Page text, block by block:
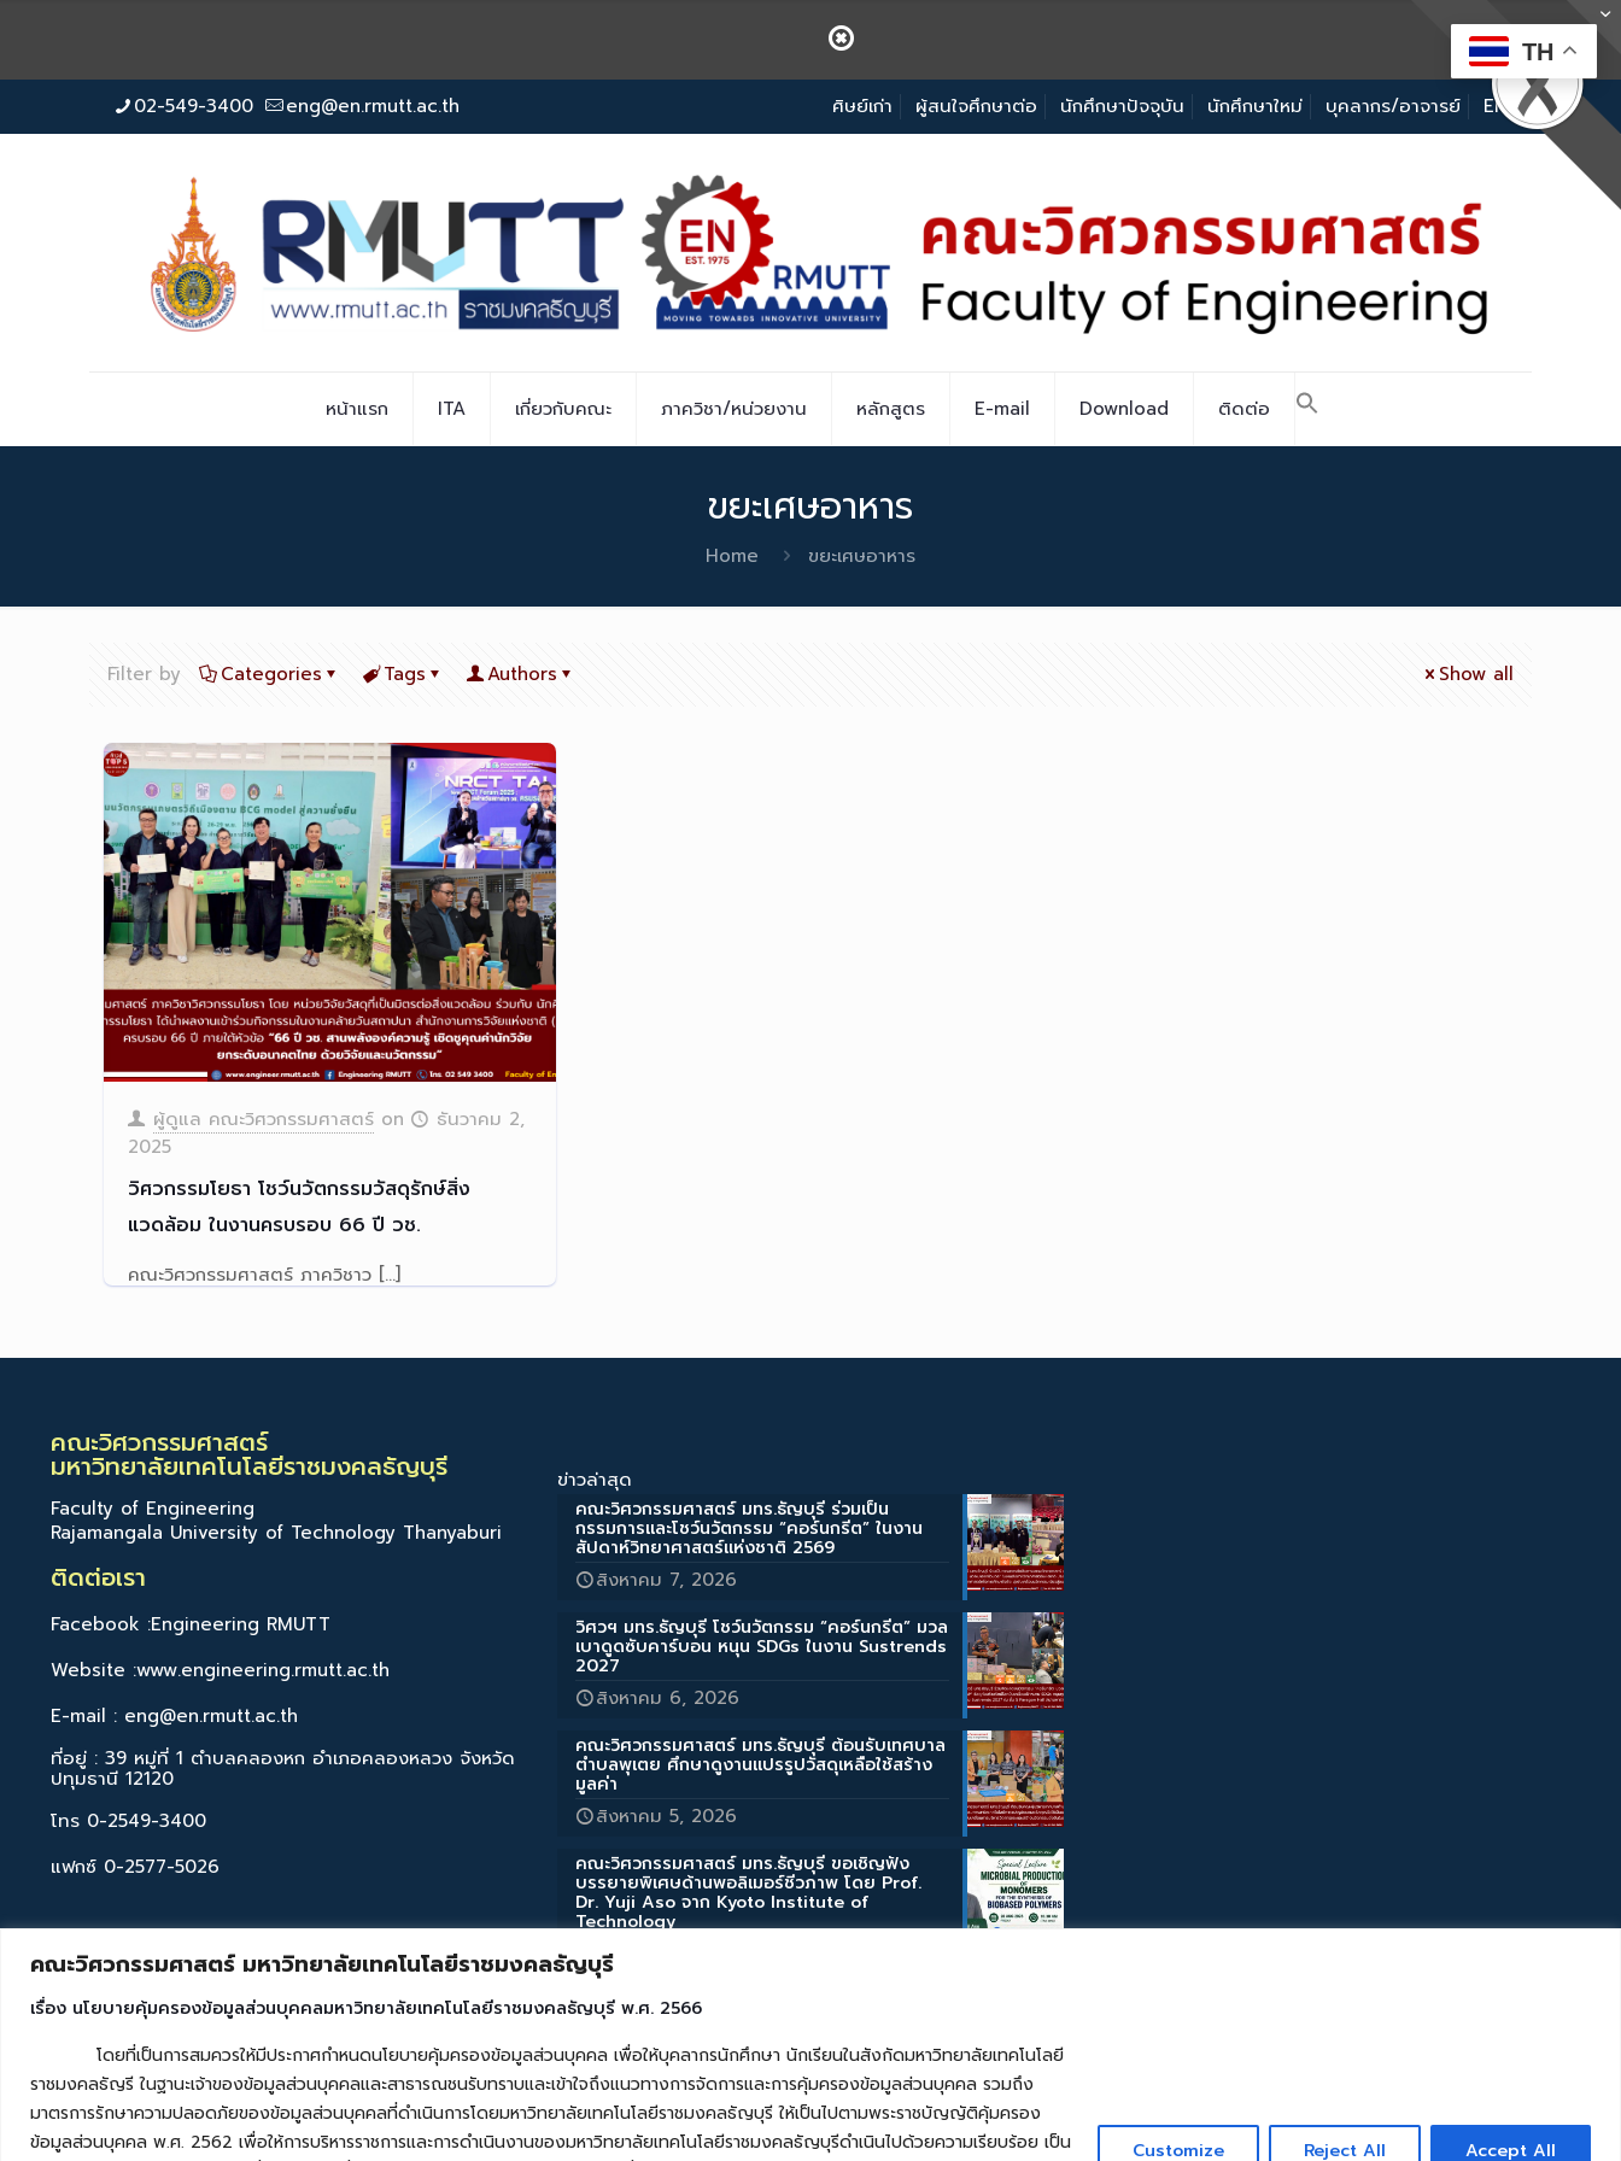
คณะวิศวกรรมศาสตร์ มหาวิทยาลัยเทคโนโลยีราชมงคลธัญบุรี
เรื่อง นโยบายคุ้มครองข้อมูลส่วนบุคคลมหาวิทยาลัยเทคโนโลยีราชมงคลธัญบุรี พ.ศ. 2566
โดยที่เป็นการสมควรให้มีประกาศกำหนดนโยบายคุ้มครองข้อมูลส่วนบุคคล เพื่อให้บุคลากรนักศึกษา นักเรียนในสังกัดมหาวิทยาลัยเทคโนโลยี
ราชมงคลธัญรี ในฐานะเจ้าของข้อมูลส่วนบุคคลและสาธารณชนรับทราบและเข้าใจถึงแนวทางการจัดการและการคุ้มครองข้อมูลส่วนบุคคล รวมถึง
มาตรการรักษาความปลอดภัยของข้อมูลส่วนบุคคลที่ดำเนินการโดยมหาวิทยาลัยเทคโนโลยีราชมงคลธัญบุรี ให้เป็นไปตามพระราชบัญญัติคุ้มครอง
ข้อมูลส่วนบุคคล พ.ศ. 2562 เพื่อให้การบริหารราชการและการดำเนินงานของมหาวิทยาลัยเทคโนโลยีราชมงคลธัญบุรีดำเนินไปด้วยความเรียบร้อย เป็น
Customize Reject All Accept All
02-549-3400 eng@en.rmutt.ac.th ศิษย์เก่า ผู้สนใจศึกษาต่อ นักศึกษาปัจจุบัน นักศึกษาใหม่ บุคลากร/อาจารย์ EN
หน้าแรก ITA เกี่ยวกับคณะ ภาควิชา/หน่วยงาน หลักสูตร E-mail Download ติดต่อ
ขยะเศษอาหาร
Home ขยะเศษอาหาร
Filter by Categories Tags Authors Show all
ผู้ดูแล คณะวิศวกรรมศาสตร์ on
ธันวาคม 2,
2025
วิศวกรรมโยธา โชว์นวัตกรรมวัสดุรักษ์สิ่ง
แวดล้อม ในงานครบรอบ 66 ปี วช.
คณะวิศวกรรมศาสตร์ ภาควิชาว[…]
คณะวิศวกรรมศาสตร์
มหาวิทยาลัยเทคโนโลยีราชมงคลธัญบุรี
Faculty of Engineering
Rajamangala University of Technology Thanyaburi
ติดต่อเรา
Facebook :Engineering RMUTT
Website :www.engineering.rmutt.ac.th
E-mail : eng@en.rmutt.ac.th
ที่อยู่ : 39 หมู่ที่ 1 ตำบลคลองหก อำเภอคลองหลวง จังหวัด
ปทุมธานี 12120
โทร 0-2549-3400
แฟกซ์ 0-2577-5026
ข่าวล่าสุด
คณะวิศวกรรมศาสตร์ มทร.ธัญบุรี ร่วมเป็น
กรรมการและโชว์นวัตกรรม “คอร์นกรีต” ในงาน
สัปดาห์วิทยาศาสตร์แห่งชาติ 2569
สิงหาคม 7, 2026
วิศวฯ มทร.ธัญบุรี โชว์นวัตกรรม “คอร์นกรีต” มวล
เบาดูดซับคาร์บอน หนุน SDGs ในงาน Sustrends
2027
สิงหาคม 6, 2026
คณะวิศวกรรมศาสตร์ มทร.ธัญบุรี ต้อนรับเทศบาล
ตำบลพุเตย ศึกษาดูงานแปรรูปวัสดุเหลือใช้สร้าง
มูลค่า
สิงหาคม 5, 2026
คณะวิศวกรรมศาสตร์ มทร.ธัญบุรี ขอเชิญฟัง
บรรยายพิเศษด้านพอลิเมอร์ชีวภาพ โดย Prof.
Dr. Yuji Aso จาก Kyoto Institute of
Technology
สิงหาคม 3, 2026
คณะวิศวกรรมศาสตร์ มทร.ธัญบุรี ขอเชิญฟัง
บรรยายพิเศษด้านสิ่งแวดล้อมและการเกษตร โดย
Assoc. Prof. Takahashi Katsuyuki จาก Iwate
University
สิงหาคม 3, 2026
TH